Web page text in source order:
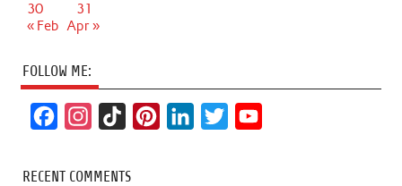
30
31
« Feb Apr »
FOLLOW ME:
c
s
k
RECENT COMMENTS